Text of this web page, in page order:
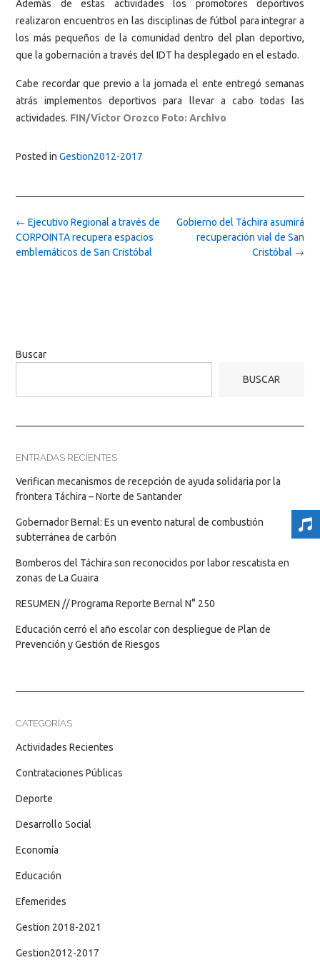
Además de estas actividades los promotores deportivos
realizaron encuentros en las disciplinas de fútbol para integrar a
los más pequeños de la comunidad dentro del plan deportivo,
que la gobernación a través del IDT ha desplegado en el estado.
Cabe recordar que previo a la jornada el ente entregó semanas
atrás implementos deportivos para llevar a cabo todas las
actividades. FIN/Víctor Orozco Foto: Archivo
Posted in Gestion2012-2017
Post
navigation
Gobierno del Táchira asumirá
recuperación vial de San
Cristóbal →
← Ejecutivo Regional a través de
CORPOINTA recupera espacios
emblemáticos de San Cristóbal
Buscar
BUSCAR
ENTRADAS RECIENTES
Verifican mecanismos de recepción de ayuda solidaria por la
frontera Táchira – Norte de Santander
Gobernador Bernal: Es un evento natural de combustión
subterránea de carbón
Bomberos del Táchira son reconocidos por labor rescatista en
zonas de La Guaira
RESUMEN // Programa Reporte Bernal N° 250
Educación cerró el año escolar con despliegue de Plan de
Prevención y Gestión de Riesgos
CATEGORÍAS
Actividades Recientes
Contrataciones Públicas
Deporte
Desarrollo Social
Economía
Educación
Efemerides
Gestion 2018-2021
Gestion2012-2017